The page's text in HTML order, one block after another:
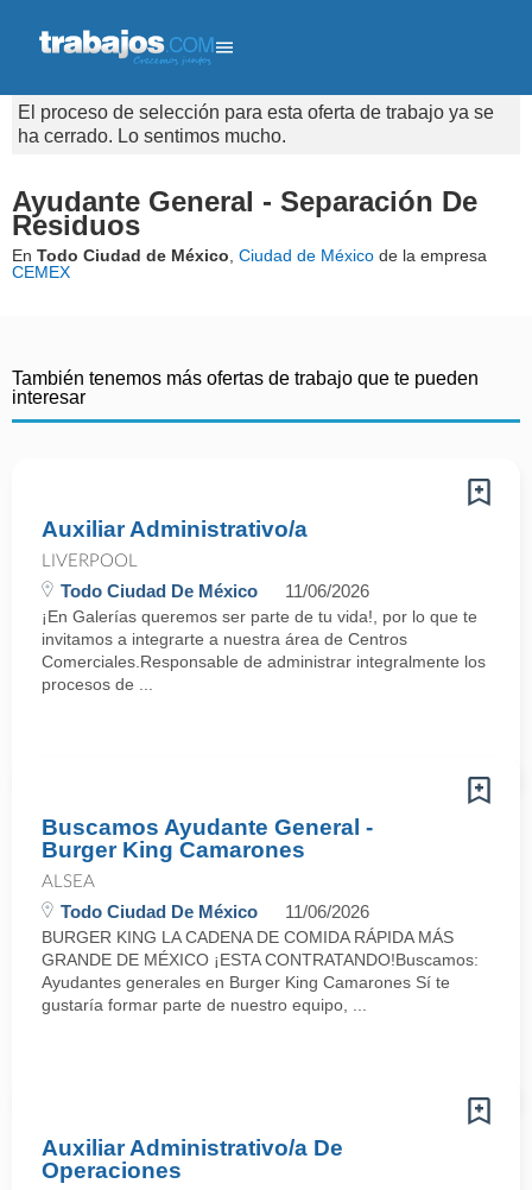
El proceso de selección para esta oferta de trabajo ya se
ha cerrado. Lo sentimos mucho.
Ayudante General - Separación De
Residuos
En Todo Ciudad de México Ciudad de México de la empresa
CEMEX
También tenemos más ofertas de trabajo que te pueden
interesar
Auxiliar Administrativo/a
LIVERPOOL
Todo Ciudad De México 11/06/2026
¡En Galerías queremos ser parte de tu vida!, por lo que te
invitamos a integrarte a nuestra área de Centros
Comerciales.Responsable de administrar integralmente los
procesos de ...
Buscamos Ayudante General -
Burger King Camarones
ALSEA
Todo Ciudad De México 11/06/2026
BURGER KING LA CADENA DE COMIDA RÁPIDA MÁS
GRANDE DE MÉXICO ¡ESTA CONTRATANDO!Buscamos:
Ayudantes generales en Burger King Camarones Sí te
gustaría formar parte de nuestro equipo, ...
Auxiliar Administrativo/a De
Operaciones